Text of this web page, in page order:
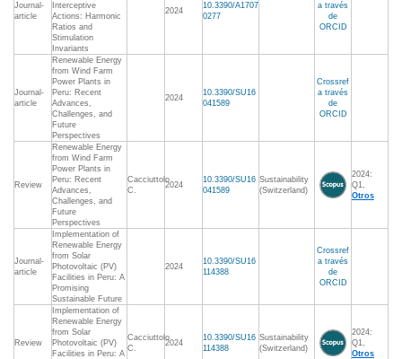
Journal-
article
Interceptive
Actions: Harmonic
Ratios and
Stimulation
Invariants
2024
10.3390/A1707
0277
a través
de
ORCID
Journal-
article
Renewable Energy
from Wind Farm
Power Plants in
Peru: Recent
Advances,
Challenges, and
Future
Perspectives
2024
10.3390/SU16
041589
Crossref
a través
de
ORCID
Review
Renewable Energy
from Wind Farm
Power Plants in
Peru: Recent
Advances,
Challenges, and
Future
Perspectives
Cacciuttolo
C.
2024
10.3390/SU16
041589
Sustainability
(Switzerland)
2024:
Q1,
Otros
Journal-
article
Implementation of
Renewable Energy
from Solar
Photovoltaic (PV)
Facilities in Peru: A
Promising
Sustainable Future
2024
10.3390/SU16
114388
Crossref
a través
de
ORCID
Review
Implementation of
Renewable Energy
from Solar
Photovoltaic (PV)
Facilities in Peru: A
Cacciuttolo
C.
2024
10.3390/SU16
114388
Sustainability
(Switzerland)
2024:
Q1,
Otros